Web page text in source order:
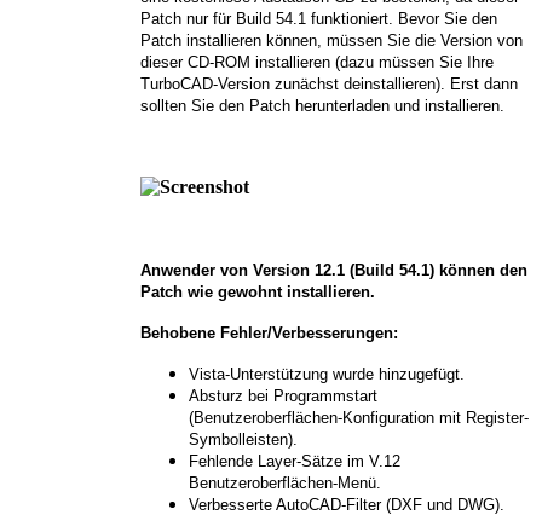
Patch nur für Build 54.1 funktioniert. Bevor Sie den
Patch installieren können, müssen Sie die Version von
dieser CD-ROM installieren (dazu müssen Sie Ihre
TurboCAD-Version zunächst deinstallieren). Erst dann
sollten Sie den Patch herunterladen und installieren.
Anwender von Version 12.1 (Build 54.1) können den
Patch wie gewohnt installieren.
Behobene Fehler/Verbesserungen:
Vista-Unterstützung wurde hinzugefügt.
Absturz bei Programmstart
(Benutzeroberflächen-Konfiguration mit Register-
Symbolleisten).
Fehlende Layer-Sätze im V.12
Benutzeroberflächen-Menü.
Verbesserte AutoCAD-Filter (DXF und DWG).